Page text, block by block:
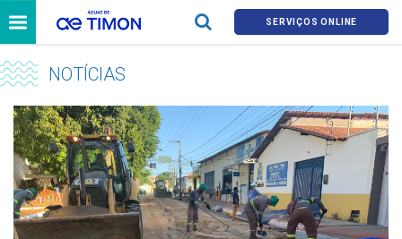
SERVIÇOS ONLINE
NOTÍCIAS